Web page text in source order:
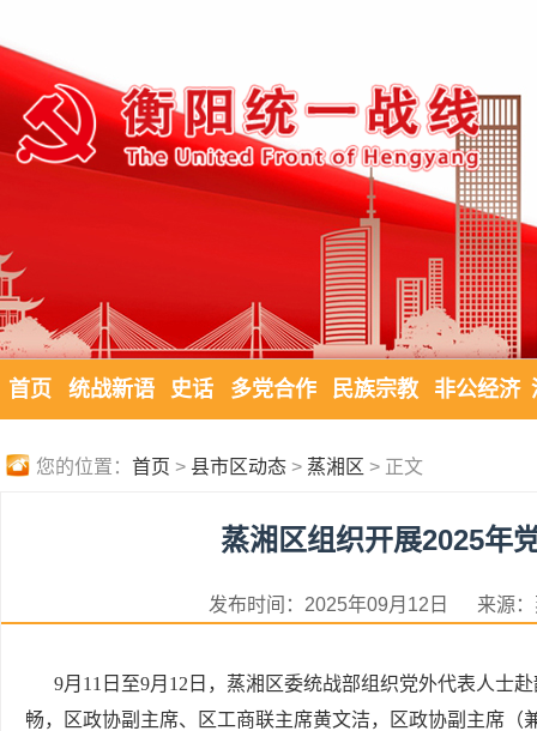
首页 统战新语 史话 多党合作 民族宗教 非公经济
您的位置： 首页 > 县市区动态 > 蒸湘区 > 正文
蒸湘区组织开展2025年
发布时间：2025年09月12日 来源
9月11日至9月12日，蒸湘区委统战部组织党外代表人士
畅，区政协副主席、区工商联主席黄文洁，区政协副主席（